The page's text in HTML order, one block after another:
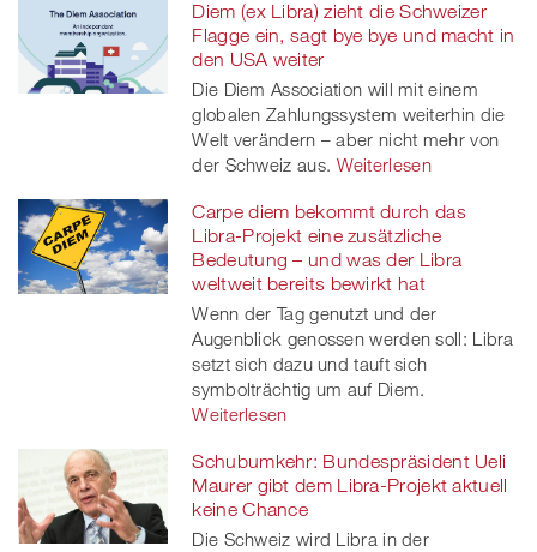
Diem (ex Libra) zieht die Schweizer
Flagge ein, sagt bye bye und macht in
den USA weiter
Die Diem Association will mit einem
globalen Zahlungssystem weiterhin die
Welt verändern – aber nicht mehr von
der Schweiz aus. Weiterlesen
Carpe diem bekommt durch das
Libra-Projekt eine zusätzliche
Bedeutung – und was der Libra
weltweit bereits bewirkt hat
Wenn der Tag genutzt und der
Augenblick genossen werden soll: Libra
setzt sich dazu und tauft sich
symbolträchtig um auf Diem.
Weiterlesen
Schubumkehr: Bundespräsident Ueli
Maurer gibt dem Libra-Projekt aktuell
keine Chance
Die Schweiz wird Libra in der